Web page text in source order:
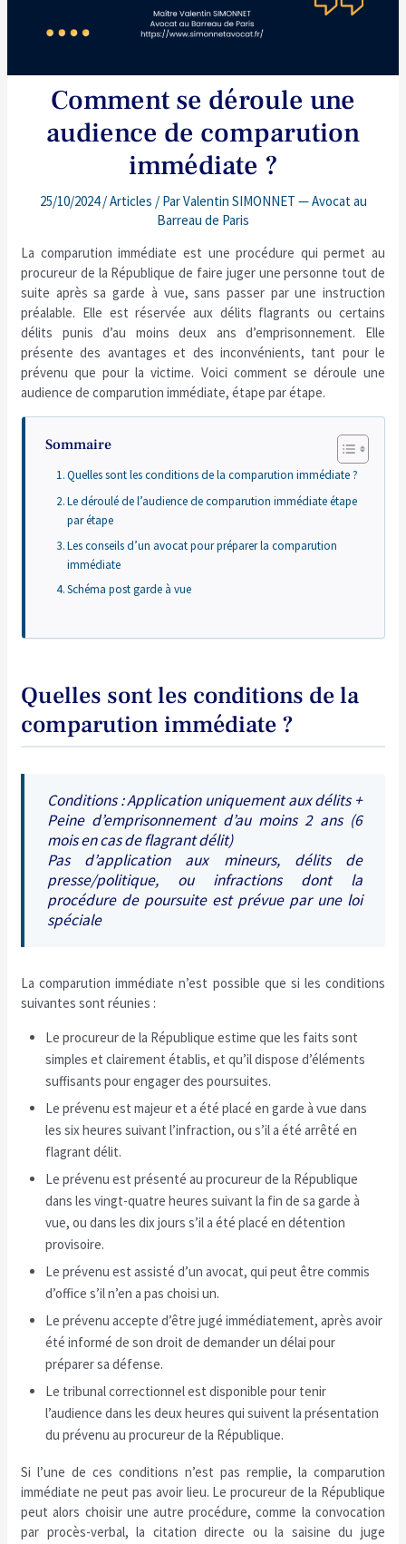
Comment se déroule une
audience de comparution
immédiate ?
25/10/2024/Articles / ParValentin SIMONNET — Avocat au
Barreau de Paris
La comparution immédiate est une procédure qui permet au
procureur de la République de faire juger une personne tout de
suite après sa garde à vue, sans passer par une instruction
préalable. Elle est réservée aux délits flagrants ou certains
délits punis d’au moins deux ans d’emprisonnement. Elle
présente des avantages et des inconvénients, tant pour le
prévenu que pour la victime. Voici comment se déroule une
audience de comparution immédiate, étape par étape.
Sommaire
Quelles sont les conditions de la comparution immédiate ?
Le déroulé de l’audience de comparution immédiate étape
par étape
Les conseils d’un avocat pour préparer la comparution
immédiate
Schéma post garde à vue
Quelles sont les conditions de la
comparution immédiate ?
Conditions : Application uniquement aux délits +
Peine d’emprisonnement d’au moins 2 ans (6
mois en cas de flagrant délit)
Pas d’application aux mineurs, délits de
presse/politique, ou infractions dont la
procédure de poursuite est prévue par une loi
spéciale
La comparution immédiate n’est possible que si les conditions
suivantes sont réunies :
Le procureur de la République estime que les faits sont
simples et clairement établis, et qu’il dispose d’éléments
suffisants pour engager des poursuites.
Le prévenu est majeur et a été placé en garde à vue dans
les six heures suivant l’infraction, ou s’il a été arrêté en
flagrant délit.
Le prévenu est présenté au procureur de la République
dans les vingt-quatre heures suivant la fin de sa garde à
vue, ou dans les dix jours s’il a été placé en détention
provisoire.
Le prévenu est assisté d’un avocat, qui peut être commis
d’office s’il n’en a pas choisi un.
Le prévenu accepte d’être jugé immédiatement, après avoir
été informé de son droit de demander un délai pour
préparer sa défense.
Le tribunal correctionnel est disponible pour tenir
l’audience dans les deux heures qui suivent la présentation
du prévenu au procureur de la République.
Si l’une de ces conditions n’est pas remplie, la comparution
immédiate ne peut pas avoir lieu. Le procureur de la République
peut alors choisir une autre procédure, comme la convocation
par procès-verbal, la citation directe ou la saisine du juge